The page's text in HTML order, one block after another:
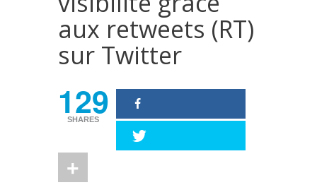
aux retweets (RT)
sur Twitter
129
SHARES